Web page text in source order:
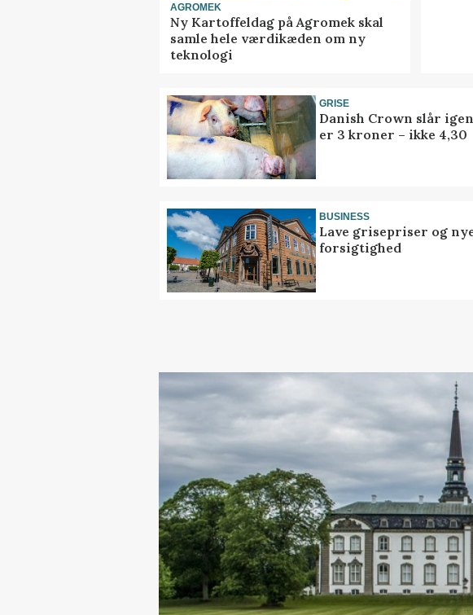
AGROMEK
Ny Kartoffeldag på Agromek skal
samle hele værdikæden om ny
teknologi
GRISE
Danish Crown slår
er 3 kroner – ikke 4,30
BUSINESS
Lave grisepriser og
forsigtighed